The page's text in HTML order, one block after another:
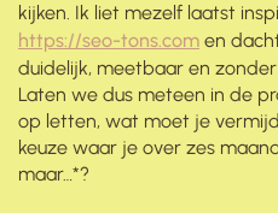
kijken. Ik liet mezelf laatst
https://seo-tons.com en
duidelijk, meetbaar en zonder
Laten we dus meteen in de
op letten, wat moet je
keuze waar je over zes
maar…*?